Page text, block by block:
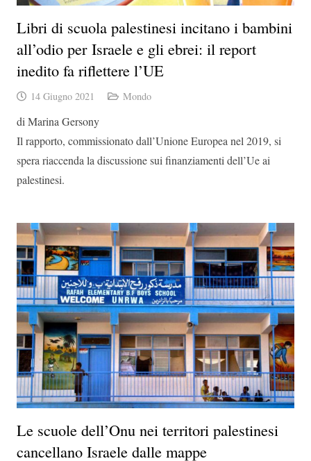
Libri di scuola palestinesi incitano i bambini
all’odio per Israele e gli ebrei: il report
inedito fa riflettere l’UE
14 Giugno 2021 Mondo
di Marina Gersony
Il rapporto, commissionato dall’Unione Europea nel 2019, si
spera riaccenda la discussione sui finanziamenti dell’Ue ai
palestinesi.
Le scuole dell’Onu nei territori palestinesi
cancellano Israele dalle mappe